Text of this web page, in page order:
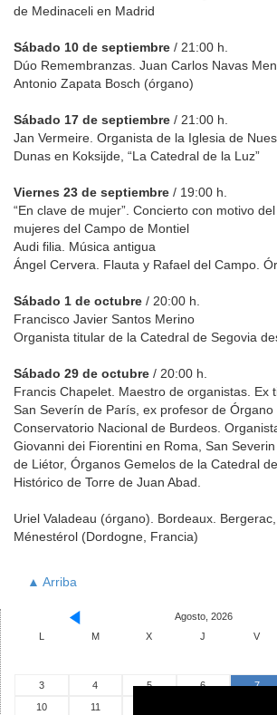
de Medinaceli en Madrid
Sábado 10 de septiembre / 21:00 h.
Dúo Remembranzas. Juan Carlos Navas
Antonio Zapata Bosch (órgano)
Sábado 17 de septiembre / 21:00 h.
Jan Vermeire. Organista de la Iglesia de
Dunas en Koksijde, “La Catedral de la Luz”
Viernes 23 de septiembre / 19:00 h.
“En clave de mujer”. Concierto con motivo
mujeres del Campo de Montiel
Audi filia. Música antigua
Ángel Cervera. Flauta y Rafael del Campo.
Sábado 1 de octubre / 20:00 h.
Francisco Javier Santos Merino
Organista titular de la Catedral de Segovia
Sábado 29 de octubre / 20:00 h.
Francis Chapelet. Maestro de organistas. Ex
San Severín de París, ex profesor de
Conservatorio Nacional de Burdeos.
Giovanni dei Fiorentini en Roma, San
de Liétor, Órganos Gemelos de la Catedral
Histórico de Torre de Juan Abad.
Uriel Valadeau (órgano). Bordeaux.
Ménestérol (Dordogne, Francia)
▲ Arriba
Agosto, 2026
L
M X J V
3
4 5 6 7
10
11